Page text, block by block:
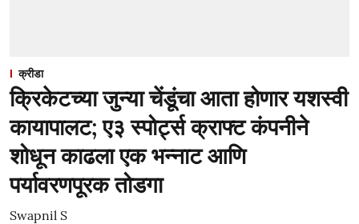
क्रीडा
क्रिकेटच्या जुन्या चेंडूंचा आता होणार यशस्वी
कायापालट; ए३ स्पोर्ट्स क्राफ्ट कंपनीने
शोधून काढला एक भन्नाट आणि
पर्यावरणपूरक तोडगा
Swapnil S